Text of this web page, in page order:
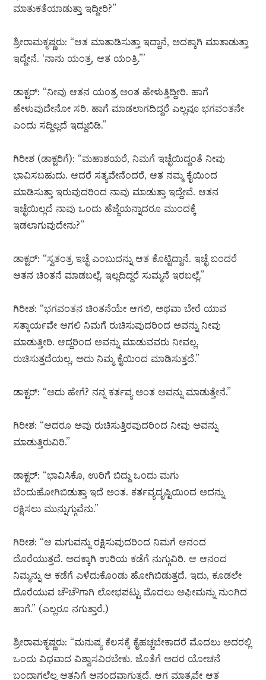
ಮಾತುಕತೆಯಾಡುತ್ತಾ ಇದ್ದೀರಿ?”
ಶ್ರೀರಾಮಕೃಷ್ಣರು: “ಆತ ಮಾತಾಡಿಸುತ್ತಾ ಇದ್ದಾನೆ, ಅದಕ್ಕಾಗಿ ಮಾತಾಡುತ್ತಾ
ಇದ್ದೇನೆ. ‘ನಾನು ಯಂತ್ರ, ಆತ ಯಂತ್ರಿ.”’
ಡಾಕ್ಟರ್: “ನೀವು ಆತನ ಯಂತ್ರ ಅಂತ ಹೇಳುತ್ತಿದ್ದೀರಿ. ಹಾಗೆ
ಹೇಳುವುದೇನೋ ಸರಿ. ಹಾಗೆ ಮಾಡಲಾಗದಿದ್ದರೆ ಎಲ್ಲವೂ ಭಗವಂತನೇ
ಎಂದು ಸದ್ದಿಲ್ಲದೆ ಇದ್ದುಬಿಡಿ.”
ಗಿರೀಶ (ಡಾಕ್ಟರಿಗೆ): “ಮಹಾಶಯರೆ, ನಿಮಗೆ ಇಚ್ಛೆಯಿದ್ದಂತೆ ನೀವು
ಭಾವಿಸಬಹುದು. ಆದರೆ ಸತ್ಯವೇನೆಂದರೆ, ಆತ ನಮ್ಮ ಕೈಯಿಂದ
ಮಾಡಿಸುತ್ತಾ ಇರುವುದರಿಂದ ನಾವು ಮಾಡುತ್ತಾ ಇದ್ದೇವೆ. ಆತನ
ಇಚ್ಛೆಯಿಲ್ಲದೆ ನಾವು ಒಂದು ಹೆಜ್ಜೆಯನ್ನಾದರೂ ಮುಂದಕ್ಕೆ
ಇಡಲಾಗುವುದೇನು?”
ಡಾಕ್ಟರ್: “ಸ್ವತಂತ್ರ ಇಚ್ಛೆ ಎಂಬುದನ್ನು ಆತ ಕೊಟ್ಟಿದ್ದಾನೆ. ಇಚ್ಛೆ ಬಂದರೆ
ಆತನ ಚಿಂತನೆ ಮಾಡಬಲ್ಲೆ. ಇಲ್ಲದಿದ್ದರೆ ಸುಮ್ಮನೆ ಇರಬಲ್ಲೆ.”
ಗಿರೀಶ: “ಭಗವಂತನ ಚಿಂತನೆಯೇ ಆಗಲಿ, ಅಥವಾ ಬೇರೆ ಯಾವ
ಸತ್ಕಾರ್ಯವೇ ಆಗಲಿ ನಿಮಗೆ ರುಚಿಸುವುದರಿಂದ ಅವನ್ನು ನೀವು
ಮಾಡುತ್ತೀರಿ. ಆದ್ದರಿಂದ ಅವನ್ನು ಮಾಡುವವರು ನೀವಲ್ಲ.
ರುಚಿಸುತ್ತದೆಯಲ್ಲ, ಅದು ನಿಮ್ಮ ಕೈಯಿಂದ ಮಾಡಿಸುತ್ತದೆ.”
ಡಾಕ್ಟರ್: “ಅದು ಹೇಗೆ? ನನ್ನ ಕರ್ತವ್ಯ ಅಂತ ಅವನ್ನು ಮಾಡುತ್ತೇನೆ.”
ಗಿರೀಶ: “ಆದರೂ ಅವು ರುಚಿಸುತ್ತಿರವುದರಿಂದ ನೀವು ಅವನ್ನು
ಮಾಡುತ್ತಿರುವಿರಿ.”
ಡಾಕ್ಟರ್: “ಭಾವಿಸಿಕೊ, ಉರಿಗೆ ಬಿದ್ದು ಒಂದು ಮಗು
ಬೆಂದುಹೋಗಿಬಿಡುತ್ತಾ ಇದೆ ಅಂತ. ಕರ್ತವ್ಯದೃಷ್ಟಿಯಿಂದ ಅದನ್ನು
ರಕ್ಷಿಸಲು ಮುನ್ನುಗ್ಗುವೆನು.”
ಗಿರೀಶ: “ಆ ಮಗುವನ್ನು ರಕ್ಷಿಸುವುದರಿಂದ ನಿಮಗೆ ಆನಂದ
ದೊರೆಯುತ್ತದೆ. ಅದಕ್ಕಾಗಿ ಉರಿಯ ಕಡೆಗೆ ನುಗ್ಗುವಿರಿ. ಆ ಆನಂದ
ನಿಮ್ಮನ್ನು ಆ ಕಡೆಗೆ ಎಳೆದುಕೊಂಡು ಹೋಗಿಬಿಡುತ್ತದೆ. ಇದು, ಕೂಡಲೇ
ದೊರೆಯುವ ಚೌಚೌಗಾಗಿ ಲೋಭಪಟ್ಟು ಮೊದಲು ಅಫೀಮನ್ನು ನುಂಗಿದ
ಹಾಗೆ.” (ಎಲ್ಲರೂ ನಗುತ್ತಾರೆ.)
ಶ್ರೀರಾಮಕೃಷ್ಣರು: “ಮನುಷ್ಯ ಕೆಲಸಕ್ಕೆ ಕೈಹಚ್ಚಬೇಕಾದರೆ ಮೊದಲು ಅದರಲ್ಲಿ
ಒಂದು ವಿಧವಾದ ವಿಶ್ವಾಸವಿರಬೇಕು. ಜೊತೆಗೆ ಅದರ ಯೋಚನೆ
ಬಂದಾಗಲೆಲ್ಲ ಆತನಿಗೆ ಆನಂದವಾಗುತ್ತದೆ. ಆಗ ಮಾತ್ರವೇ ಆತ